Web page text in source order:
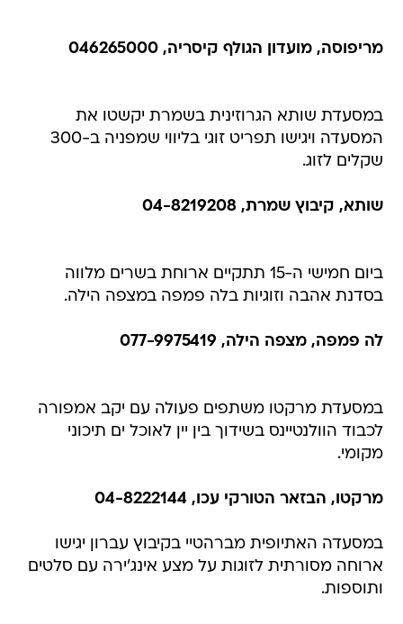
מריפוסה, מועדון הגולף קיסריה, 046265000
במסעדת שותא הגרוזינית בשמרת יקשטו את
המסעדה ויגישו תפריט זוגי בליווי שמפניה ב-300
שקלים לזוג.
שותא, קיבוץ שמרת, 04-8219208
ביום חמישי ה-15 תתקיים ארוחת בשרים מלווה
בסדנת אהבה וזוגיות בלה פמפה במצפה הילה.
לה פמפה, מצפה הילה, 077-9975419
במסעדת מרקטו משתפים פעולה עם יקב אמפורה
לכבוד הוולנטיינס בשידוך בין יין לאוכל ים תיכוני
מקומי.
מרקטו, הבזאר הטורקי עכו, 04-8222144
במסעדה האתיופית מברהטיי בקיבוץ עברון יגישו
ארוחה מסורתית לזוגות על מצע אינג'ירה עם סלטים
ותוספות.